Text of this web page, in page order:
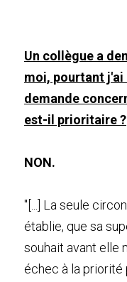
Un collègue a
moi, pourtant j'ai
demande
est-il prioritaire ?
NON.
"[...] La seule
établie, que sa
souhait avant elle
échec à la